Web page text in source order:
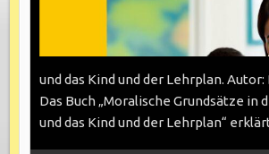
und das Kind und der Lehrplan. Autor:
Das Buch „Moralische Grundsätze in
und das Kind und der Lehrplan“